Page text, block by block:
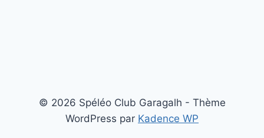
© 2026 Spéléo Club Garagalh - Thème
WordPress par Kadence WP